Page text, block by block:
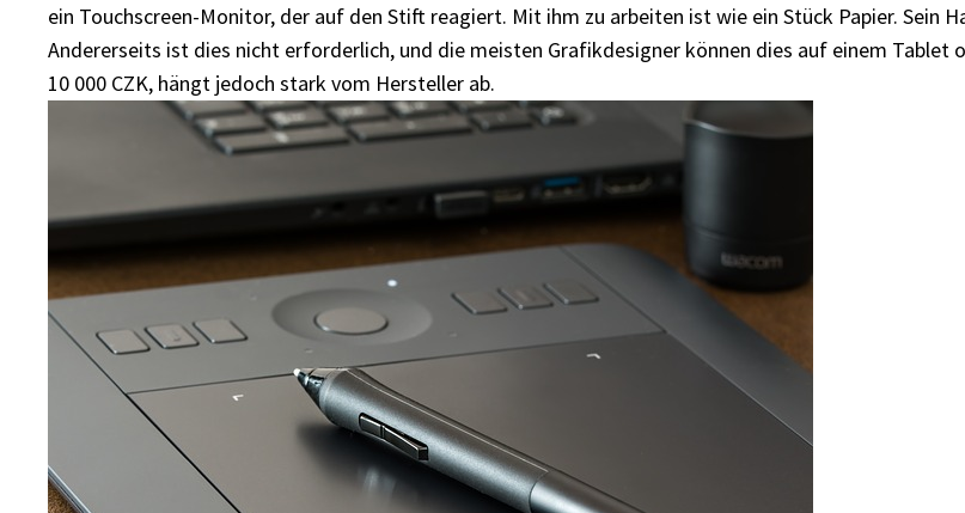
ein Touchscreen-Monitor, der auf den Stift reagiert. Mit ihm zu arbeiten ist wie ein Stück Papier. Sein
Andererseits ist dies nicht erforderlich, und die meisten Grafikdesigner können dies auf einem Tablet
10 000 CZK, hängt jedoch stark vom Hersteller ab.